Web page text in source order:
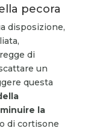
pecora
disposizione,
di
un
questa
la
di cortisone